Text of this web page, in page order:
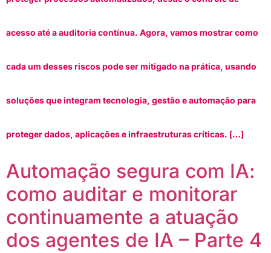
acesso até a auditoria contínua. Agora, vamos mostrar como
cada um desses riscos pode ser mitigado na prática, usando
soluções que integram tecnologia, gestão e automação para
proteger dados, aplicações e infraestruturas críticas. […]
Automação segura com IA:
como auditar e monitorar
continuamente a atuação
dos agentes de IA – Parte 4